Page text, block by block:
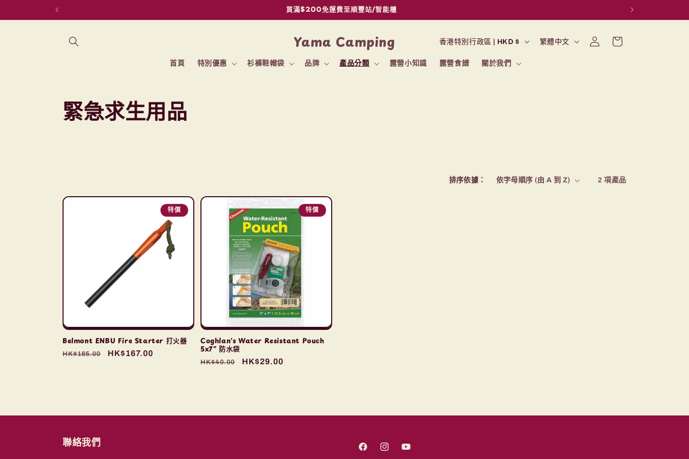
買滿$200免運費至順豐站/智能櫃
Yama Camping
首頁 特別優惠 衫褲鞋帽袋 品牌 產品分類 露營小知識 露營食譜 關於我們
國
家
香港特別行政區 | HKD $
語
繁體中文
登
入
物
商
列
緊急求生用品
排序依據： 2 項產品
特價
Belmont ENBU Fire Starter 打火器
定
HK$185.00
售
HK$167.00
特價
Coghlan's Water Resistant Pouch
5x7" 防水袋
定
HK$40.00
售
HK$29.00
聯絡我們
FacebookInstagram